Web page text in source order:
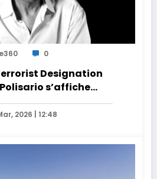
0
Designation
s’affiche
pro-Iran
2026 | 12:48